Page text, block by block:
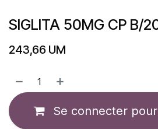
SIGLITA 50MG CP B/
243,66 UM
Se connecter